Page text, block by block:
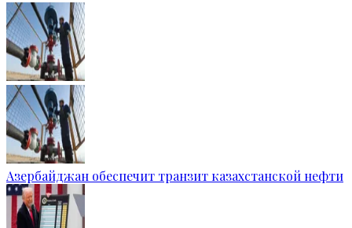
Азербайджан обеспечит транзит казахстанской нефти